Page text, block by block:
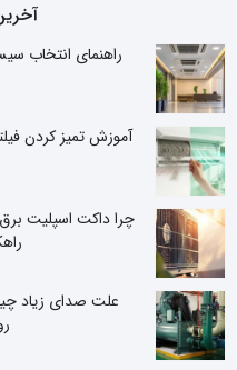
راهنمای انتخاب
آموزش تمیز کردن
چرا داکت اسپلیت
علت صدای زیاد